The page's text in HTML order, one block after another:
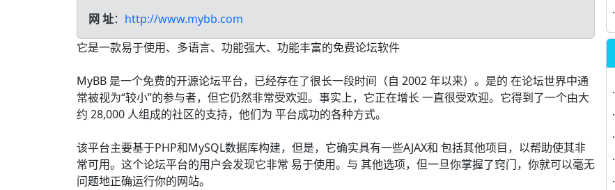
网 址： http://www.mybb.com
它是一款易于使用、多语言、功能强大、功能丰富的免费论坛软件
MyBB 是一个免费的开源论坛平台，已经存在了很长一段时间（自 2002 年以来）。是的 在论坛世界中通
常被视为“较小”的参与者，但它仍然非常受欢迎。事实上，它正在增长 一直很受欢迎。它得到了一个由大
约 28,000 人组成的社区的支持，他们为 平台成功的各种方式。
该平台主要基于PHP和MySQL数据库构建，但是，它确实具有一些AJAX和 包括其他项目，以帮助使其非
常可用。这个论坛平台的用户会发现它非常 易于使用。与 其他选项，但一旦你掌握了窍门，你就可以毫无
问题地正确运行你的网站。
·
·
·
·
·
·